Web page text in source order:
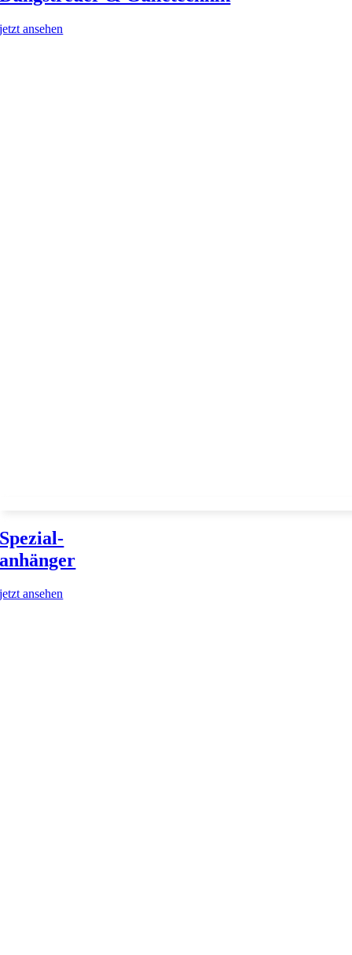
jetzt ansehen
Spezial-
anhänger
jetzt ansehen